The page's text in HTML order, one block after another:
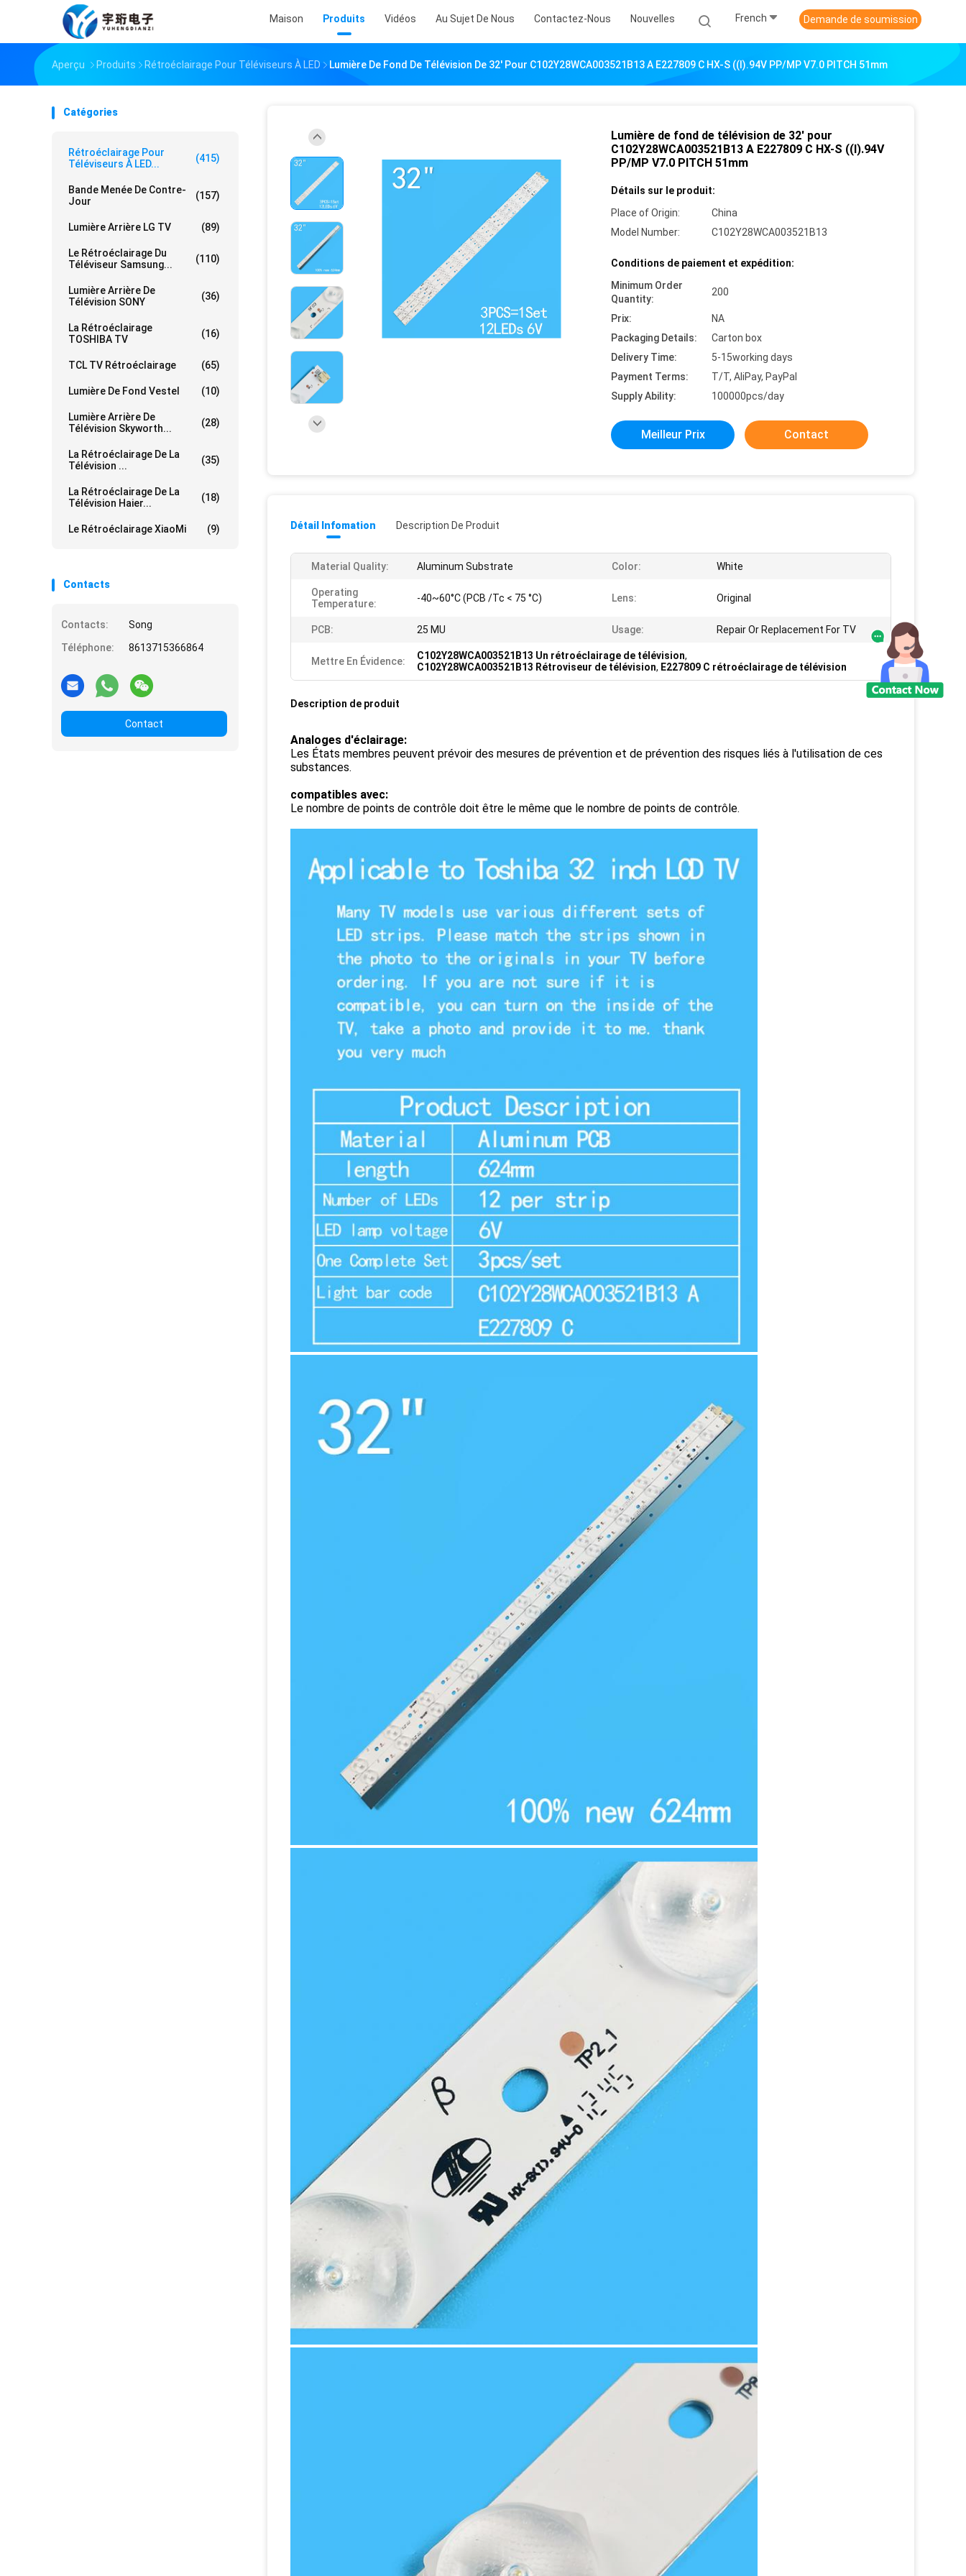
Maison Produits Vidéos Au Sujet De Nous Contactez-Nous Nouvelles French Demande de soumission
Aperçu Produits Rétroéclairage Pour Téléviseurs À LED Lumière De Fond De Télévision De 32' Pour C102Y28WCA003521B13 A E227809 C HX-S ((I).94V PP/MP V7.0 PITCH 51mm
Catégories
Rétroéclairage Pour
Téléviseurs À LED...
(415)
Bande Menée De Contre-
Jour
(157)
Lumière Arrière LG TV (89)
Le Rétroéclairage Du
Téléviseur Samsung...
(110)
Lumière Arrière De
Télévision SONY
(36)
La Rétroéclairage
TOSHIBA TV
(16)
TCL TV Rétroéclairage (65)
Lumière De Fond Vestel (10)
Lumière Arrière De
Télévision Skyworth...
(28)
La Rétroéclairage De La
Télévision ...
(35)
La Rétroéclairage De La
Télévision Haier...
(18)
Le Rétroéclairage XiaoMi (9)
Contacts
Contacts:
Song
Téléphone:
8613715366864
Contact
Lumière de fond de télévision de 32' pour
C102Y28WCA003521B13 A E227809 C HX-S ((I).94V
PP/MP V7.0 PITCH 51mm
Détails sur le produit:
Place of Origin:
China
Model Number:
C102Y28WCA003521B13
Conditions de paiement et expédition:
Minimum Order
Quantity:
200
Prix:
NA
Packaging Details:
Carton box
Delivery Time:
5-15working days
Payment Terms:
T/T, AliPay, PayPal
Supply Ability:
100000pcs/day
Meilleur Prix Contact
Détail Infomation Description De Produit
Material Quality: Aluminum Substrate Color: White
Operating
Temperature:
-40~60°C (PCB /Tc < 75 °C) Lens: Original
PCB: 25 MU Usage: Repair Or Replacement For TV
Mettre En Évidence: C102Y28WCA003521B13 Un rétroéclairage de télévision,
C102Y28WCA003521B13 Rétroviseur de télévision, E227809 C rétroéclairage de télévision
Description de produit
Analoges d'éclairage:
Les États membres peuvent prévoir des mesures de prévention et de prévention des risques liés à l'utilisation de ces
substances.
compatibles avec:
Le nombre de points de contrôle doit être le même que le nombre de points de contrôle.